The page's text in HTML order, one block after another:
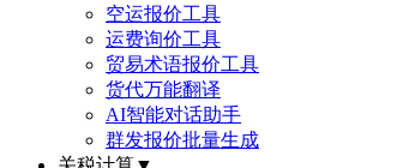
空运报价工具
运费询价工具
贸易术语报价工具
货代万能翻译
AI智能对话助手
群发报价批量生成